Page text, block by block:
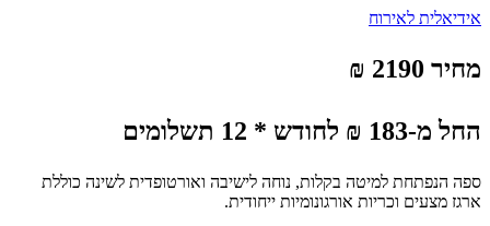
אידיאלית לאירוח
מחיר 2190 ₪
החל מ-183 ₪ לחודש * 12 תשלומים
ספה הנפתחת למיטה בקלות, נוחה לישיבה ואורטופדית לשינה כוללת
ארגז מצעים וכריות אורגונומיות ייחודית.